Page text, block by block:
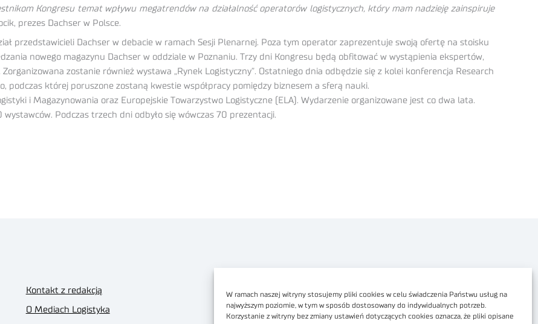
W ramach naszej witryny stosujemy pliki cookies w celu świadczenia Państwu usług na
najwyższym poziomie, w tym w sposób dostosowany do indywidualnych potrzeb.
Korzystanie z witryny bez zmiany ustawień dotyczących cookies oznacza, że pliki opisane
Kongresu temat wpływu megatrendów na działalność operatorów logistycznych, który mam nadzieję zainspiruje
prezes Dachser w Polsce.
przedstawicieli Dachser w debacie w ramach Sesji Plenarnej. Poza tym operator zaprezentuje swoją ofertę na stoisku
nowego magazynu Dachser w oddziale w Poznaniu. Trzy dni Kongresu będą obfitować w wystąpienia ekspertów,
zostanie również wystawa „Rynek Logistyczny”. Ostatniego dnia odbędzie się z kolei konferencja Research
podczas której poruszone zostaną kwestie współpracy pomiędzy biznesem a sferą nauki.
i Magazynowania oraz Europejskie Towarzystwo Logistyczne (ELA). Wydarzenie organizowane jest co dwa lata.
Podczas trzech dni odbyło się wówczas 70 prezentacji.
Kontakt z redakcją
O Mediach Logistyka
Dostępność cyfrowa
Regulamin Portalu